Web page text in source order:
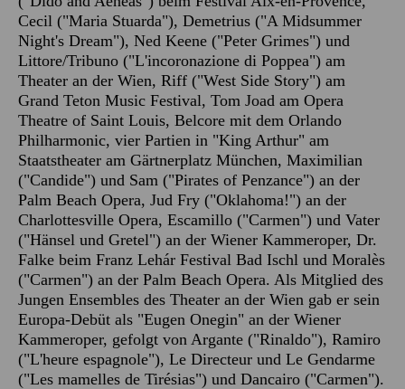
Cecil ("Maria Stuarda"), Demetrius ("A Midsummer
Night's Dream"), Ned Keene ("Peter Grimes") und
Littore/Tribuno ("L'incoronazione di Poppea") am
Theater an der Wien, Riff ("West Side Story") am
Grand Teton Music Festival, Tom Joad am Opera
Theatre of Saint Louis, Belcore mit dem Orlando
Philharmonic, vier Partien in "King Arthur" am
Staatstheater am Gärtnerplatz München, Maximilian
("Candide") und Sam ("Pirates of Penzance") an der
Palm Beach Opera, Jud Fry ("Oklahoma!") an der
Charlottesville Opera, Escamillo ("Carmen") und Vater
("Hänsel und Gretel") an der Wiener Kammeroper, Dr.
Falke beim Franz Lehár Festival Bad Ischl und Moralès
("Carmen") an der Palm Beach Opera. Als Mitglied des
Jungen Ensembles des Theater an der Wien gab er sein
Europa-Debüt als "Eugen Onegin" an der Wiener
Kammeroper, gefolgt von Argante ("Rinaldo"), Ramiro
("L'heure espagnole"), Le Directeur und Le Gendarme
("Les mamelles de Tirésias") und Dancairo ("Carmen").